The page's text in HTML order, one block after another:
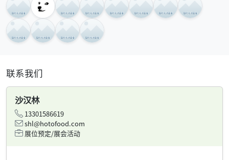
联系我们
沙汉林
13301586619
shl@hotofood.com
展位预定/展会活动